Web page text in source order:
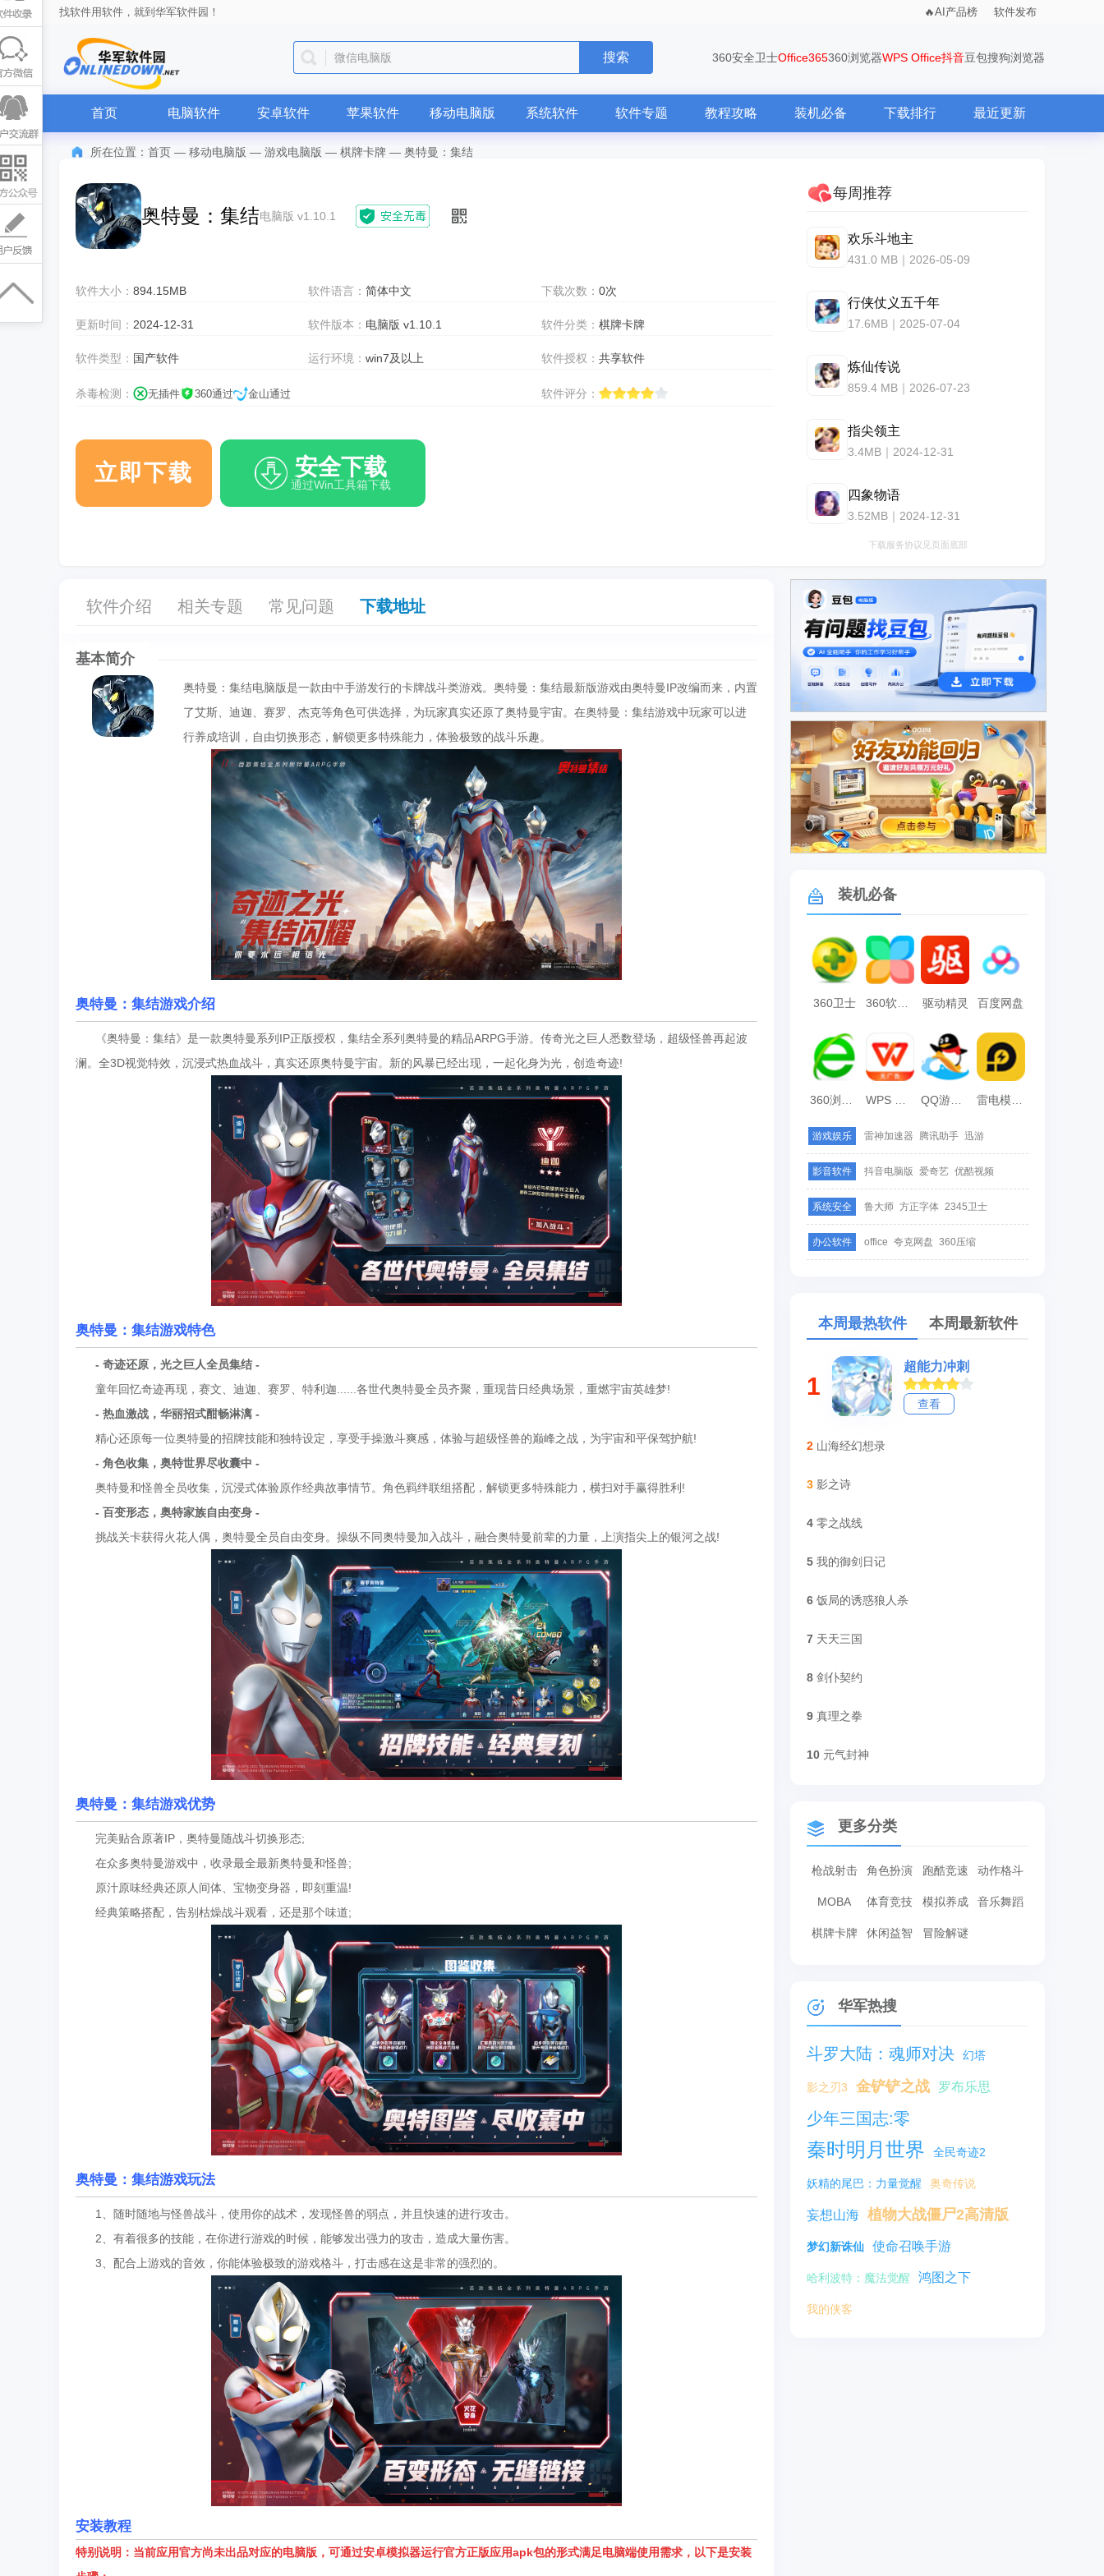
找软件用软件，就到华军软件园！ AI产品榜 软件发布
微信电脑版 搜索 360安全卫士Office365360浏览器WPS Office抖音豆包搜狗浏览器
首页 电脑软件 安卓软件 苹果软件 移动电脑版 系统软件 软件专题 教程攻略 装机必备 下载排行 最近更新
所在位置： 首页 — 移动电脑版 — 游戏电脑版 — 棋牌卡牌 — 奥特曼：集结
奥特曼：集结电脑版 v1.10.1
软件大小： 894.15MB 软件语言：简体中文 下载次数： 0次
更新时间： 2024-12-31 软件版本： 电脑版 v1.10.1 软件分类： 棋牌卡牌
软件类型： 国产软件 运行环境：win7及以上 软件授权： 共享软件
杀毒检测： 无插件 360通过 金山通过 软件评分：
立即下载 安全下载
通过Win工具箱下载
每周推荐
欢乐斗地主
431.0 MB｜2026-05-09
行侠仗义五千年
17.6MB｜2025-07-04
炼仙传说
859.4 MB｜2026-07-23
指尖领主
3.4MB｜2024-12-31
四象物语
3.52MB｜2024-12-31
下载服务协议见页面底部
软件介绍 相关专题 常见问题 下载地址
基本简介
奥特曼：集结电脑版是一款由中手游发行的卡牌战斗类游戏。奥特曼：集结最新版游戏由奥特曼IP改编而来，内置
了艾斯、迪迦、赛罗、杰克等角色可供选择，为玩家真实还原了奥特曼宇宙。在奥特曼：集结游戏中玩家可以进
行养成培训，自由切换形态，解锁更多特殊能力，体验极致的战斗乐趣。
奥特曼：集结游戏介绍
《奥特曼：集结》是一款奥特曼系列IP正版授权，集结全系列奥特曼的精品ARPG手游。传奇光之巨人悉数登场，超级怪兽再起波
澜。全3D视觉特效，沉浸式热血战斗，真实还原奥特曼宇宙。新的风暴已经出现，一起化身为光，创造奇迹!
奥特曼：集结游戏特色
- 奇迹还原，光之巨人全员集结 -
童年回忆奇迹再现，赛文、迪迦、赛罗、特利迦......各世代奥特曼全员齐聚，重现昔日经典场景，重燃宇宙英雄梦!
- 热血激战，华丽招式酣畅淋漓 -
精心还原每一位奥特曼的招牌技能和独特设定，享受手操激斗爽感，体验与超级怪兽的巅峰之战，为宇宙和平保驾护航!
- 角色收集，奥特世界尽收囊中 -
奥特曼和怪兽全员收集，沉浸式体验原作经典故事情节。角色羁绊联组搭配，解锁更多特殊能力，横扫对手赢得胜利!
- 百变形态，奥特家族自由变身 -
挑战关卡获得火花人偶，奥特曼全员自由变身。操纵不同奥特曼加入战斗，融合奥特曼前辈的力量，上演指尖上的银河之战!
奥特曼：集结游戏优势
完美贴合原著IP，奥特曼随战斗切换形态;
在众多奥特曼游戏中，收录最全最新奥特曼和怪兽;
原汁原味经典还原人间体、宝物变身器，即刻重温!
经典策略搭配，告别枯燥战斗观看，还是那个味道;
奥特曼：集结游戏玩法
1、随时随地与怪兽战斗，使用你的战术，发现怪兽的弱点，并且快速的进行攻击。
2、有着很多的技能，在你进行游戏的时候，能够发出强力的攻击，造成大量伤害。
3、配合上游戏的音效，你能体验极致的游戏格斗，打击感在这是非常的强烈的。
安装教程
特别说明：当前应用官方尚未出品对应的电脑版，可通过安卓模拟器运行官方正版应用apk包的形式满足电脑端使用需求，以下是安装
广告
广告
装机必备
360卫士 360软件管家 驱动精灵 百度网盘
雷电模拟器
游戏娱乐 雷神加速器 腾讯助手 迅游
影音软件 抖音电脑版 爱奇艺 优酷视频
系统安全 鲁大师 方正字体 2345卫士
办公软件 office 夸克网盘 360压缩
本周最热软件 本周最新软件
1
超能力冲刺
查看
2 山海经幻想录
3 影之诗
4 零之战线
5 我的御剑日记
6 饭局的诱惑狼人杀
7 天天三国
8 剑仆契约
9 真理之拳
10 元气封神
更多分类
枪战射击 角色扮演 跑酷竞速 动作格斗
MOBA 体育竞技 模拟养成 音乐舞蹈
棋牌卡牌 休闲益智 冒险解谜
华军热搜
斗罗大陆：魂师对决 幻塔
影之刃3 金铲铲之战 罗布乐思
少年三国志:零
秦时明月世界 全民奇迹2
妖精的尾巴：力量觉醒 奥奇传说
妄想山海 植物大战僵尸2高清版
梦幻新诛仙 使命召唤手游
哈利波特：魔法觉醒 鸿图之下
我的侠客